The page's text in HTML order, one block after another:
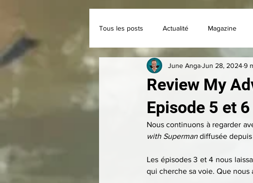
Tous les posts Actualité Magazine
Classique Collection Convention
Review My
Episode 5 et 6
June AngaJun 28, 20249
Nous continuons à regarder
with Superman diffusée
Les épisodes 3 et 4 nous
qui cherche sa voie. Que